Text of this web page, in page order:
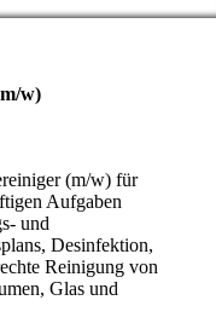
w)
(m/w) für
Aufgaben
und
Desinfektion,
Reinigung von
Glas und